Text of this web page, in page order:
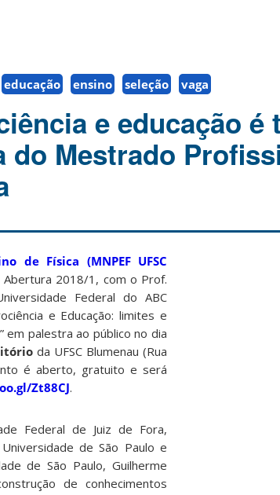
educação ensino seleção vaga
e educação é
do Mestrado
de Física (MNPEF UFSC
Abertura 2018/1, com o Prof.
Federal do ABC
e Educação: limites e
em palestra ao público no dia
da UFSC Blumenau (Rua
é aberto, gratuito e será
Zt88CJ.
Federal de Juiz de Fora,
de São Paulo e
de São Paulo, Guilherme
de conhecimentos